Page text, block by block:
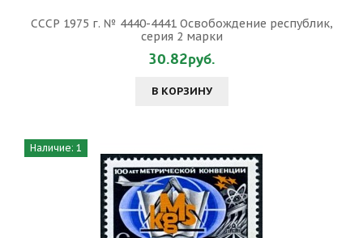
СССР 1975 г. № 4440-4441 Освобождение республик,
серия 2 марки
30.82руб.
В КОРЗИНУ
Наличие: 1